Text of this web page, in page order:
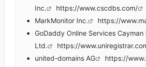
Inc.
https://www.cscdbs.com/
MarkMonitor Inc.
https://
GoDaddy Online Services Cayman
Ltd.
https://
united-domains AG
https://